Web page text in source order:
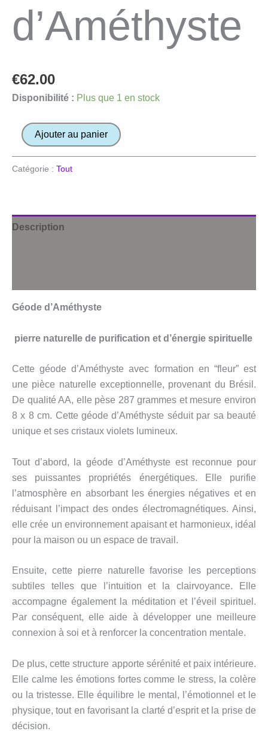
d’Améthyste
€62.00
Disponibilité : Plus que 1 en stock
quantité
d'Améthyste
Ajouter au panier
Catégorie : Tout
Description
Géode d’Améthyste
pierre naturelle de purification et d’énergie spirituelle
Cette géode d’Améthyste avec formation en “fleur” est
une pièce naturelle exceptionnelle, provenant du Brésil.
De qualité AA, elle pèse 287 grammes et mesure environ
8 x 8 cm. Cette géode d’Améthyste séduit par sa beauté
unique et ses cristaux violets lumineux.
Tout d’abord, la géode d’Améthyste est reconnue pour
ses puissantes propriétés énergétiques. Elle purifie
l’atmosphère en absorbant les énergies négatives et en
réduisant l’impact des ondes électromagnétiques. Ainsi,
elle crée un environnement apaisant et harmonieux, idéal
pour la maison ou un espace de travail.
Ensuite, cette pierre naturelle favorise les perceptions
subtiles telles que l’intuition et la clairvoyance. Elle
accompagne également la méditation et l’éveil spirituel.
Par conséquent, elle aide à développer une meilleure
connexion à soi et à renforcer la concentration mentale.
De plus, cette structure apporte sérénité et paix intérieure.
Elle calme les émotions fortes comme le stress, la colère
ou la tristesse. Elle équilibre le mental, l’émotionnel et le
physique, tout en favorisant la clarté d’esprit et la prise de
décision.